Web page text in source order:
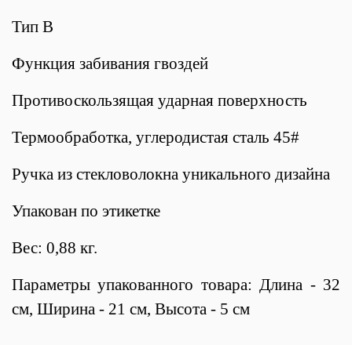
Тип B
Функция забивания гвоздей
Противоскользящая ударная поверхность
Термообработка, углеродистая сталь 45#
Ручка из стекловолокна уникального дизайна
Упакован по этикетке
Вес: 0,88 кг.
Параметры упакованного товара: Длина - 32
см, Ширина - 21 см, Высота - 5 см